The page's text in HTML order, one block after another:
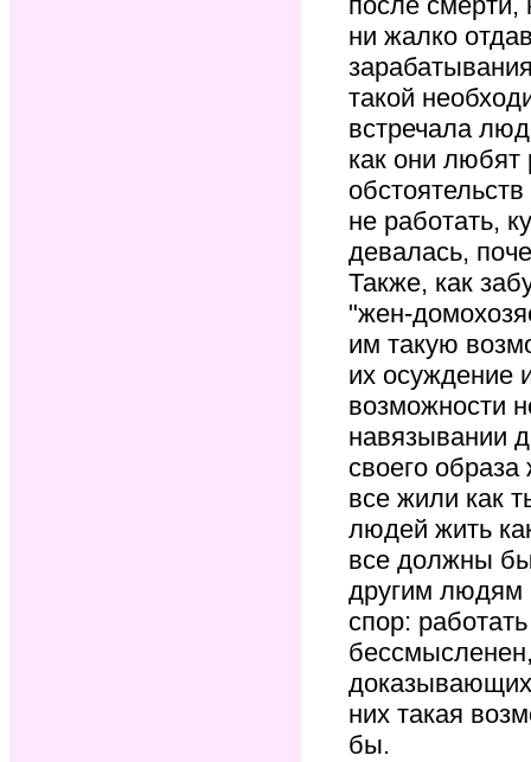
ни жалко
такой
встречала
как они любят
не работать,
девалась,
Также, как
"жен-
им такую
их осуждение
возможности
навязывании
своего
все жили как
людей жить
все должны
другим людям
спор:
них такая
бы.